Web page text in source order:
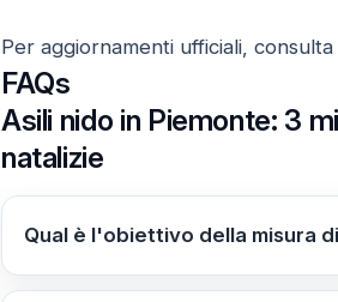
Per aggiornamenti ufficiali,
FAQs
Asili nido in Piemonte: 3
natalizie
Qual è l'obiettivo della misura
L'obiettivo è estendere l'orario